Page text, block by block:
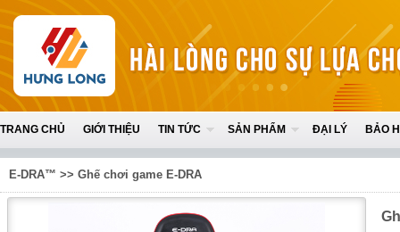
TRANG CHỦ GIỚI THIỆU TIN TỨC SẢN PHẨM ĐẠI LÝ BẢO
E-DRA™ >> Ghế chơi game E-DRA